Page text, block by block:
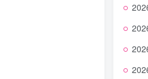
2026年8
2026年
2026年8
2026年8